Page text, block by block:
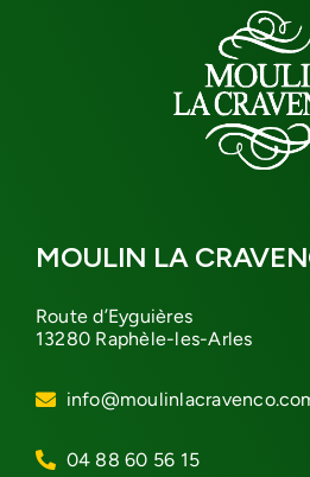
MOULIN LA
Route d’Eyguières
13280 Raphèle-les-Arles
04 88 60 56 15